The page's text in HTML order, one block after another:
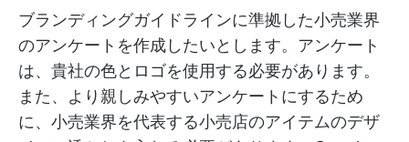
ブランディングガイドラインに準拠した小売業界
のアンケートを作成したいとします。アンケート
は、貴社の色とロゴを使用する必要があります。
また、より親しみやすいアンケートにするため
に、小売業界を代表する小売店のアイテムのデザ